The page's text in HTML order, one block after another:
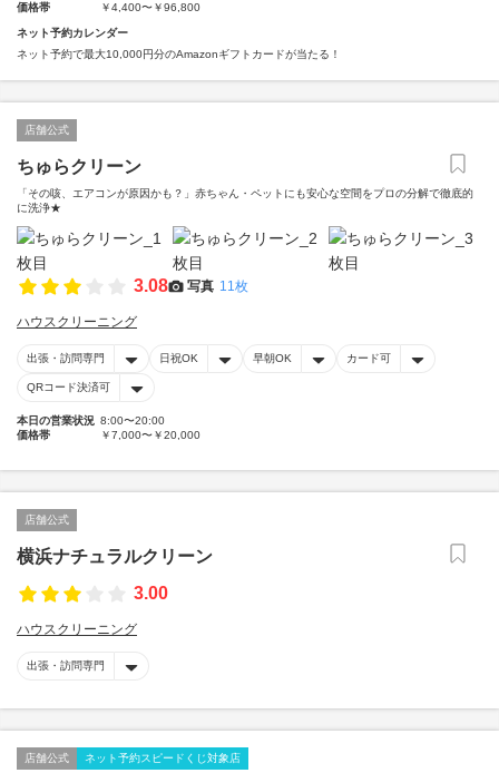
価格帯
￥4,400〜￥96,800
ネット予約カレンダー
ネット予約で最大10,000円分のAmazonギフトカードが当たる！
店舗公式
ちゅらクリーン
「その咳、エアコンが原因かも？」赤ちゃん・ペットにも安心な空間をプロの分解で徹底的
に洗浄★
3.08 写真 11枚
ハウスクリーニング
出張・訪問専門 日祝OK 早朝OK カード可
QRコード決済可
本日の営業状況 8:00〜20:00
価格帯
￥7,000〜￥20,000
店舗公式
横浜ナチュラルクリーン
3.00
ハウスクリーニング
出張・訪問専門
店舗公式 ネット予約スピードくじ対象店